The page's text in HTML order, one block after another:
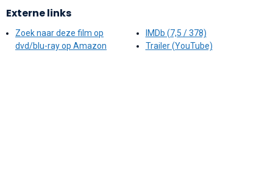
Externe links
Zoek naar deze film op
dvd/blu-ray op Amazon
IMDb (7,5 / 378)
Trailer (YouTube)